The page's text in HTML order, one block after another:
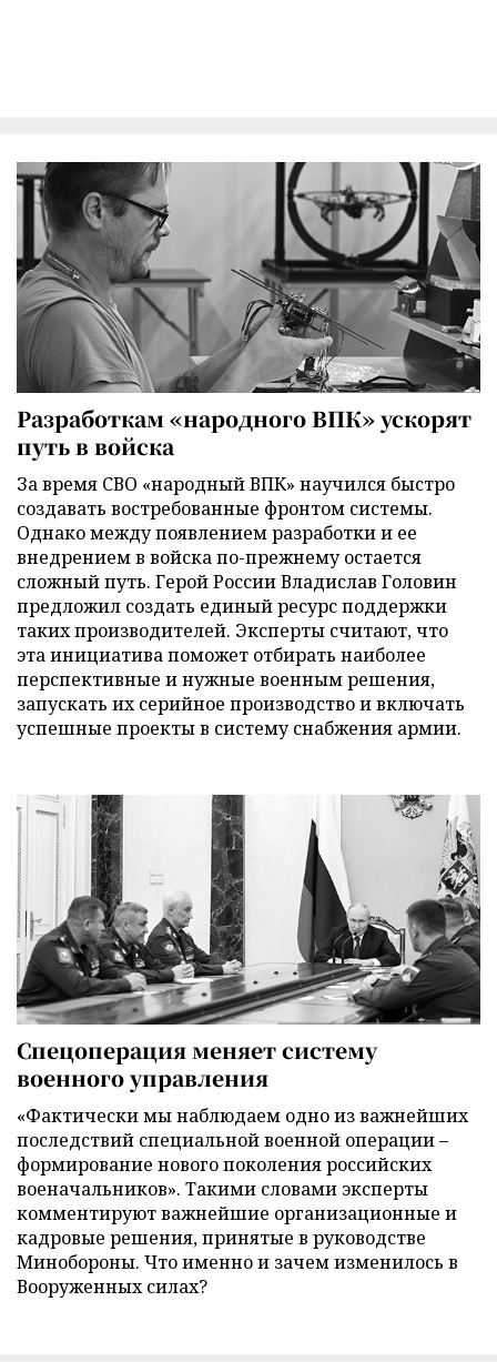
Разработкам «народного ВПК» ускорят
путь в войска
За время СВО «народный ВПК» научился быстро
создавать востребованные фронтом системы.
Однако между появлением разработки и ее
внедрением в войска по-прежнему остается
сложный путь. Герой России Владислав Головин
предложил создать единый ресурс поддержки
таких производителей. Эксперты считают, что
эта инициатива поможет отбирать наиболее
перспективные и нужные военным решения,
запускать их серийное производство и включать
успешные проекты в систему снабжения армии.
Спецоперация меняет систему
военного управления
«Фактически мы наблюдаем одно из важнейших
последствий специальной военной операции –
формирование нового поколения российских
военачальников». Такими словами эксперты
комментируют важнейшие организационные и
кадровые решения, принятые в руководстве
Минобороны. Что именно и зачем изменилось в
Вооруженных силах?